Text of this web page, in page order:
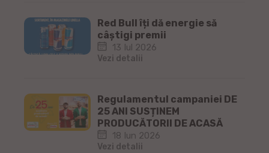
Red Bull îți dă energie să
câștigi premii
13 Iul 2026
Vezi detalii
Regulamentul campaniei DE
25 ANI SUSȚINEM
PRODUCĂTORII DE ACASĂ
18 Iun 2026
Vezi detalii